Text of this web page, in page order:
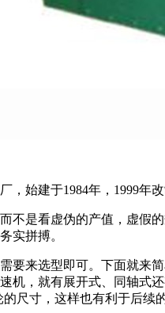
，始建于1984年，1999年
不是看虚伪的产值，虚假
实拼搏。
要来选型即可。下面就来
机，就有展开式、同轴式
尺寸，这样也有利于后续的